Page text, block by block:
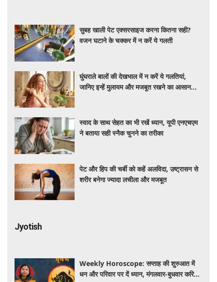
सुबह खाली पेट एक्सरसाइज करना कितना सही?
वजन घटाने के चक्कर में न करें ये गलती
घुंघराले बालों की देखभाल में न करें ये गलतियां,
जानिए इन्हें मुलायम और मजबूत रखने का आसान
स्वाद के साथ सेहत का भी रखें ध्यान, यूपी एनएचएम
ने बताया सही स्नैक चुनने का तरीका
पेट और हिप की चर्बी को कहें अलविदा, उष्ट्रासन से
शरीर बनेगा ज्यादा लचीला और मजबूत
Jyotish
Weekly Horoscope: सप्ताह की शुरुआत में
धन और परिवार पर दें ध्यान, मंगलवार-बुधवार करियर